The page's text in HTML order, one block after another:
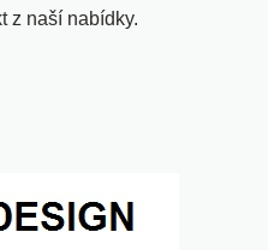
z naší nabídky.